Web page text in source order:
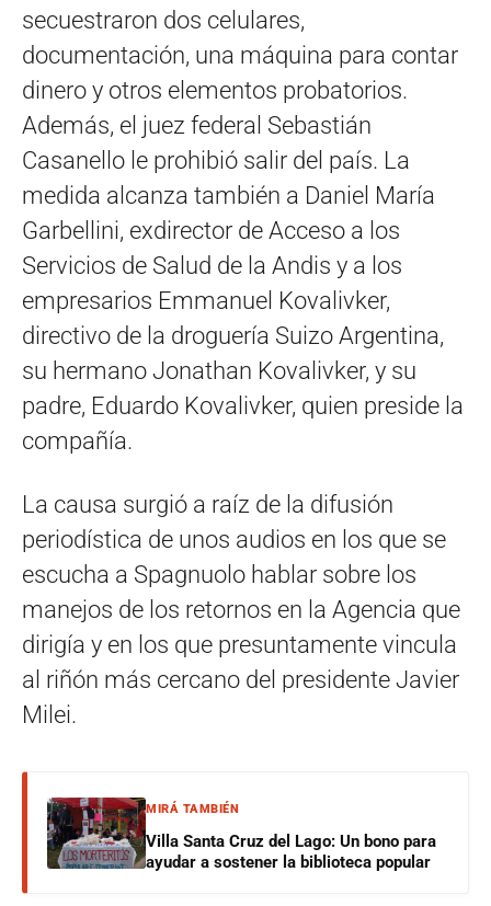
secuestraron dos celulares,
documentación, una máquina para contar
dinero y otros elementos probatorios.
Además, el juez federal Sebastián
Casanello le prohibió salir del país. La
medida alcanza también a Daniel María
Garbellini, exdirector de Acceso a los
Servicios de Salud de la Andis y a los
empresarios Emmanuel Kovalivker,
directivo de la droguería Suizo Argentina,
su hermano Jonathan Kovalivker, y su
padre, Eduardo Kovalivker, quien preside la
compañía.
La causa surgió a raíz de la difusión
periodística de unos audios en los que se
escucha a Spagnuolo hablar sobre los
manejos de los retornos en la Agencia que
dirigía y en los que presuntamente vincula
al riñón más cercano del presidente Javier
Milei.
MIRÁ TAMBIÉN
Villa Santa Cruz del Lago: Un bono para
ayudar a sostener la biblioteca popular